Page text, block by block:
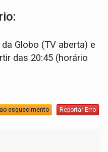
Globo (TV aberta) e
das 20:45 (horário
esquecimento Reportar Erro